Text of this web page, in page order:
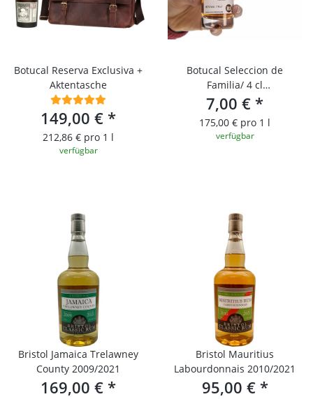
Botucal Reserva Exclusiva +
Aktentasche
149,00 € *
212,86 € pro 1 l
verfügbar
Botucal Seleccion de
Familia/ 4 cl
Probierfläschchen
7,00 € *
175,00 € pro 1 l
verfügbar
Bristol Jamaica Trelawney
County 2009/2021
169,00 € *
Bristol Mauritius
Labourdonnais 2010/2021
95,00 € *